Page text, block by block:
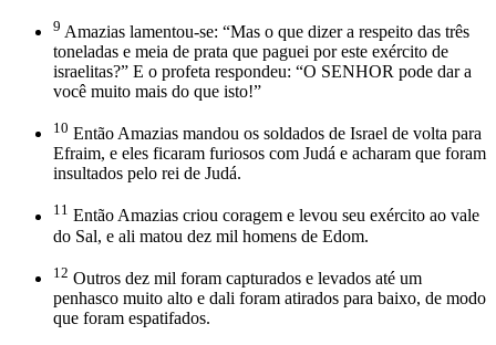
9 Amazias lamentou-se: “Mas o que dizer a respeito das três
toneladas e meia de prata que paguei por este exército de
israelitas?” E o profeta respondeu: “O SENHOR pode dar a
você muito mais do que isto!”
10 Então Amazias mandou os soldados de Israel de volta para
Efraim, e eles ficaram furiosos com Judá e acharam que foram
insultados pelo rei de Judá.
11 Então Amazias criou coragem e levou seu exército ao vale
do Sal, e ali matou dez mil homens de Edom.
12 Outros dez mil foram capturados e levados até um
penhasco muito alto e dali foram atirados para baixo, de modo
que foram espatifados.